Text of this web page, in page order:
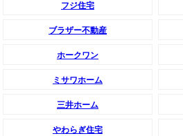
フジ住宅
ブラザー不動産
ホークワン
ミサワホーム
三井ホーム
やわらぎ住宅